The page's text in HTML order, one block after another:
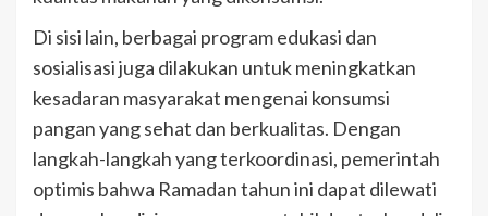
Di sisi lain, berbagai program edukasi dan
sosialisasi juga dilakukan untuk meningkatkan
kesadaran masyarakat mengenai konsumsi
pangan yang sehat dan berkualitas. Dengan
langkah-langkah yang terkoordinasi, pemerintah
optimis bahwa Ramadan tahun ini dapat dilewati